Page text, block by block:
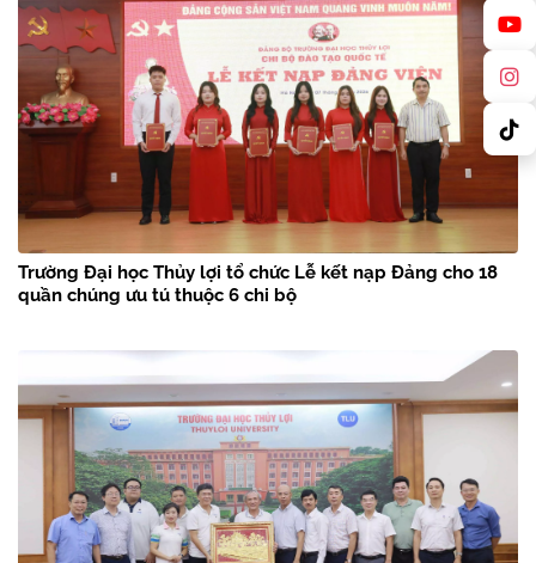
Trường Đại học Thủy lợi tổ chức Lễ kết nạp Đảng cho 18
quần chúng ưu tú thuộc 6 chi bộ